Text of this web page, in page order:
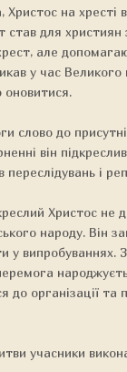
на хресті
для
але
у час
оновитися.
слово до
він
переслідувань і
Христос не
народу. Він
у випробуваннях.
до організації
учасники